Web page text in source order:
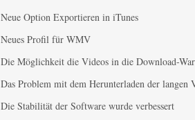
Neue Option Exportieren in iTunes
Neues Profil für WMV
Die Möglichkeit die Videos in die Download-
Das Problem mit dem Herunterladen der
Die Stabilität der Software wurde verbessert